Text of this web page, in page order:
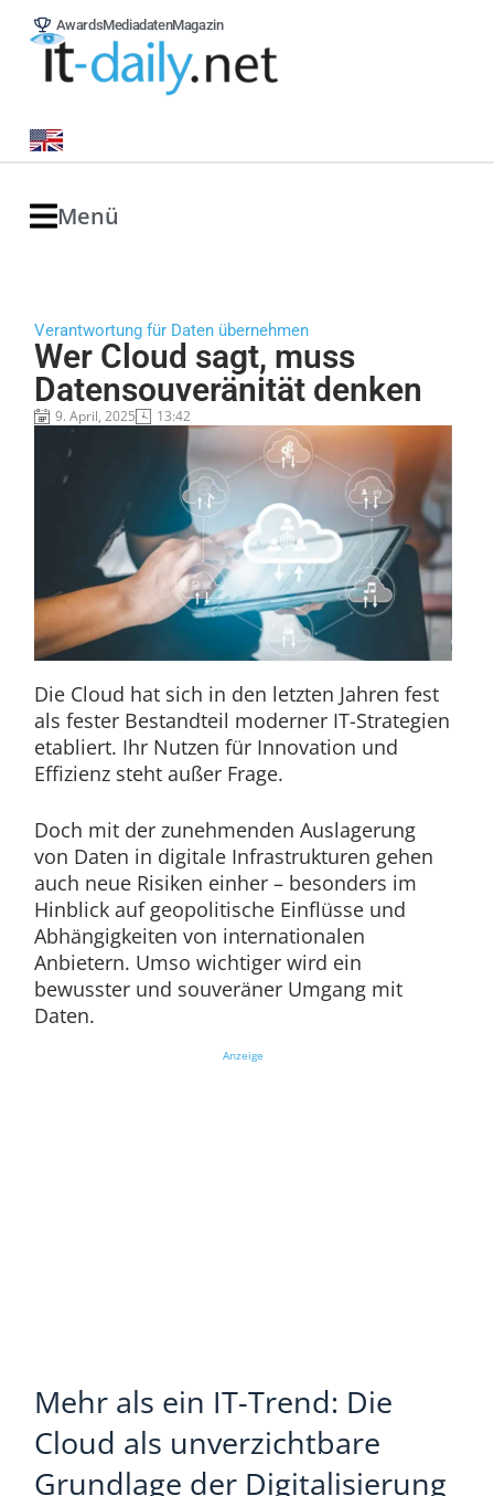
AwardsMediadatenMagazin
Menü
Verantwortung für Daten übernehmen
Wer Cloud sagt, muss
Datensouveränität denken
9. April, 2025 13:42
Die Cloud hat sich in den letzten Jahren fest
als fester Bestandteil moderner IT-Strategien
etabliert. Ihr Nutzen für Innovation und
Effizienz steht außer Frage.
Doch mit der zunehmenden Auslagerung
von Daten in digitale Infrastrukturen gehen
auch neue Risiken einher – besonders im
Hinblick auf geopolitische Einflüsse und
Abhängigkeiten von internationalen
Anbietern. Umso wichtiger wird ein
bewusster und souveräner Umgang mit
Daten.
Anzeige
Mehr als ein IT-Trend: Die
Cloud als unverzichtbare
Grundlage der Digitalisierung